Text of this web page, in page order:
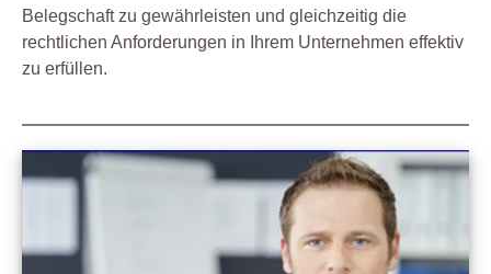
Belegschaft zu gewährleisten und gleichzeitig die
rechtlichen Anforderungen in Ihrem Unternehmen effektiv
zu erfüllen.